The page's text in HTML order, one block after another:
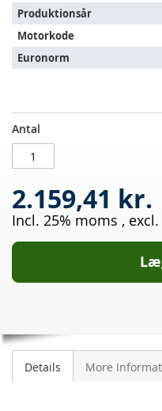
Produktionsår
Motorkode
Euronorm
Dieselpartikelfilter
VW
Crafter
TDI
(2E)
PÅ
LAGER
Antal
2.159,41 kr.
Incl. 25% moms , excl.
Details More